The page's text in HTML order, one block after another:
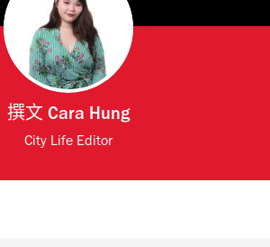
撰文 Cara Hung
City Life Editor